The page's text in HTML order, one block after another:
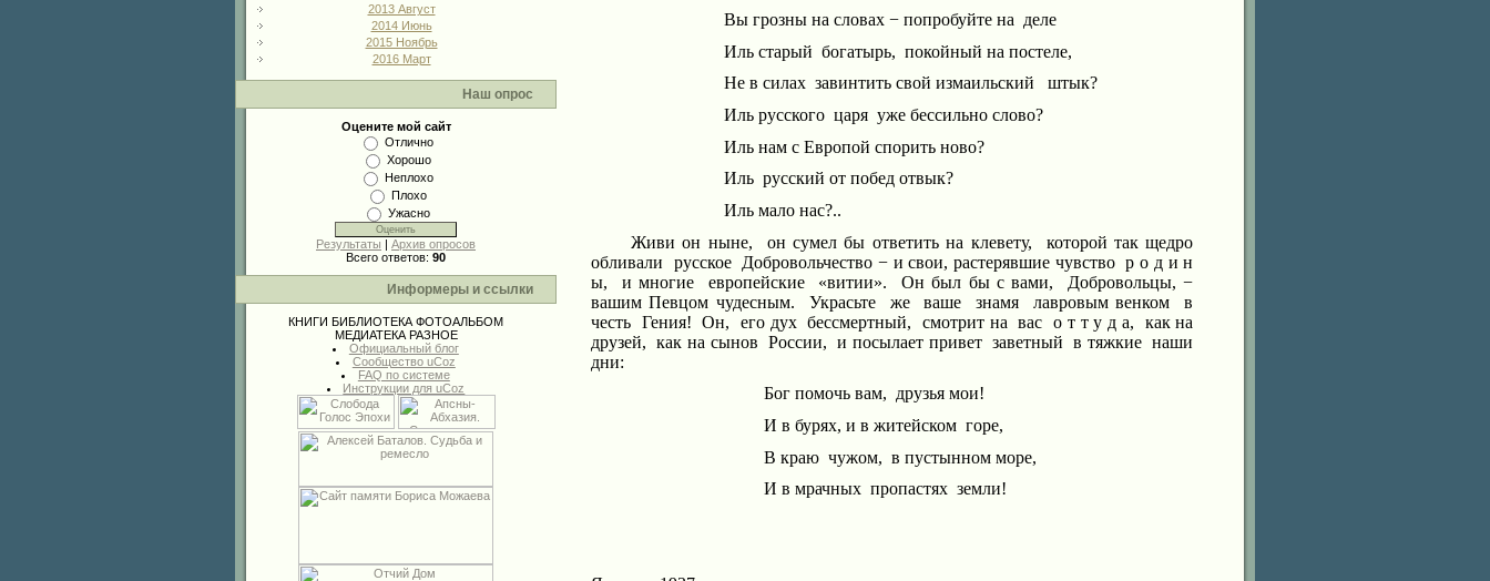
2013 Август
2014 Июнь
2015 Ноябрь
2016 Март
Наш опрос
Оцените мой сайт
Отлично
Хорошо
Неплохо
Плохо
Ужасно
Результаты | Архив опросов
Всего ответов: 90
Информеры и ссылки
КНИГИ БИБЛИОТЕКА ФОТОАЛЬБОМ
МЕДИАТЕКА РАЗНОЕ
Официальный блог
Сообщество uCoz
FAQ по системе
Инструкции для uCoz
Вы грозны на словах − попробуйте на деле
Иль старый богатырь, покойный на постеле,
Не в силах завинтить свой измаильский
штык?
Иль русского царя уже бессильно слово?
Иль нам с Европой спорить ново?
Иль русский от побед отвык?
Иль мало нас?..
Живи он ныне,
он сумел бы ответить на клевету,
которой так щедро
обливали
русское Добровольчество − и свои, растерявшие чувство р о дин
ы, и многие европейские «витии». Он был бы с вами,
Добровольцы, −
вашим Певцом чудесным.
Украсьте же ваше знамя лавровым венком
в
честь Гения! Он, его дух бессмертный, смотрит на вас о т ту д а,
как на
друзей,
как на сынов России, и посылает привет заветный в тяжкие наши
дни:
Бог помочь вам, друзья мои!
И в бурях, и в житейском горе,
В краю чужом, в пустынном море,
И в мрачных пропастях земли!